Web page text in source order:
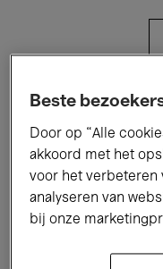
Alle
Performances
Jazz
Beste
Door op “Alle
akkoord met het
voor het verbeteren
analyseren van
bij onze